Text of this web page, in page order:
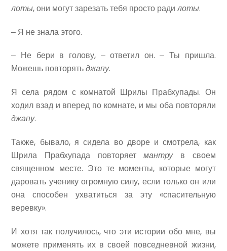
лоты, они могут зарезать тебя просто радилоты.
‒ Я не знала этого.
‒ Не бери в голову, ‒ ответил он. ‒ Ты пришла.
Можешь повторятьджапу.
Я села рядом с комнатой Шрилы Прабхупады. Он
ходил взад и вперед по комнате, и мы оба повторяли
джапу.
Также, бывало, я сидела во дворе и смотрела, как
Шрила Прабхупада повторяетмантрув своем
священном месте. Это те моменты, которые могут
даровать ученику огромную силу, если только он или
она способен ухватиться за эту «спасительную
веревку».
И хотя так получилось, что эти истории обо мне, вы
можете применять их в своей повседневной жизни,